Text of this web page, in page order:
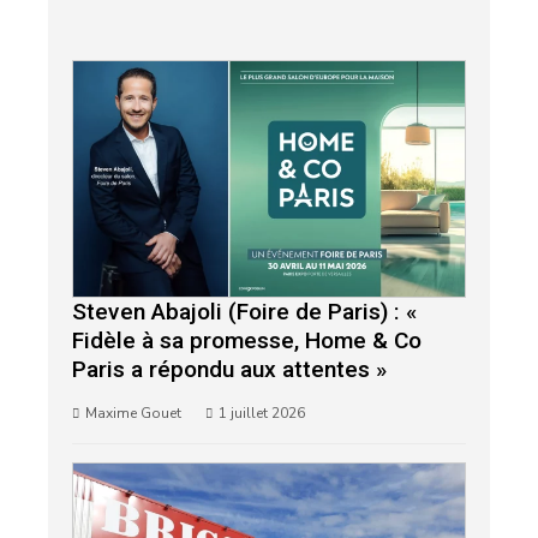
Steven Abajoli (Foire de Paris) : «
Fidèle à sa promesse, Home & Co
Paris a répondu aux attentes »
Maxime Gouet 1 juillet 2026